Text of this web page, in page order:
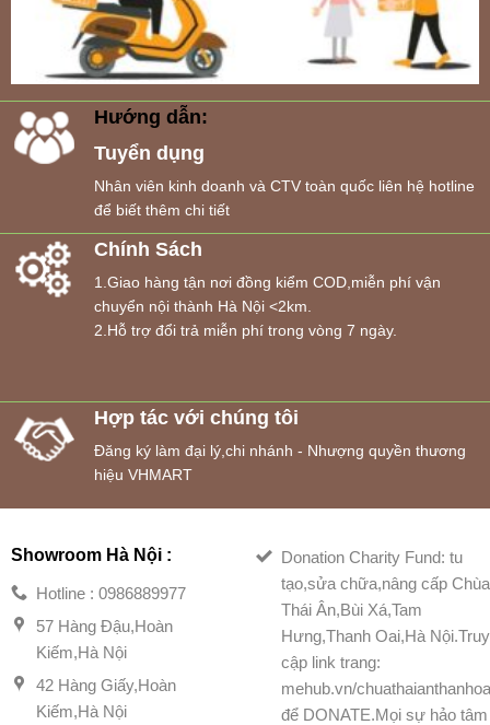
Hướng dẫn:
Tuyển dụng
Nhân viên kinh doanh và CTV toàn quốc liên hệ hotline
để biết thêm chi tiết
Chính Sách
1.Giao hàng tận nơi đồng kiểm COD,miễn phí vận
chuyển nội thành Hà Nội <2km.
2.Hỗ trợ đổi trả miễn phí trong vòng 7 ngày.
Hợp tác với chúng tôi
Đăng ký làm đại lý,chi nhánh - Nhượng quyền thương
hiệu VHMART
Showroom Hà Nội :
Hotline : 0986889977
57 Hàng Đậu,Hoàn
Kiếm,Hà Nội
42 Hàng Giấy,Hoàn
Kiếm,Hà Nội
Donation Charity Fund: tu
tạo,sửa chữa,nâng cấp Chùa
Thái Ân,Bùi Xá,Tam
Hưng,Thanh Oai,Hà Nội.Truy
cập link trang:
mehub.vn/
để DONATE.Mọi sự hảo tâm